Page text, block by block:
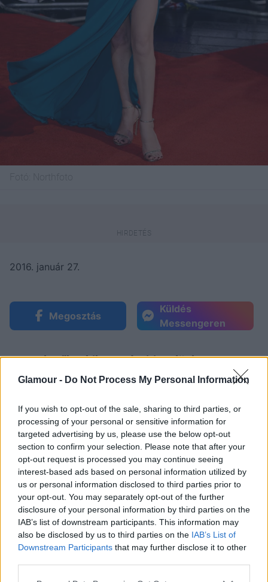
Glamour - Do Not Process My Personal Information
If you wish to opt-out of the sale, sharing to third parties, or
processing of your personal or sensitive information for
targeted advertising by us, please use the below opt-out
section to confirm your selection. Please note that after your
opt-out request is processed you may continue seeing
interest-based ads based on personal information utilized by
us or personal information disclosed to third parties prior to
your opt-out. You may separately opt-out of the further
disclosure of your personal information by third parties on the
IAB’s list of downstream participants. This information may
also be disclosed by us to third parties on the IAB’s List of
Downstream Participants that may further disclose it to other
2016. január 27.
Megosztás
Küldés
Messengeren
Vannak nők, akiket azért irigyelünk, mert
olyan magától értetődően nőiesek és
sikkesek, mintha ez lenne a világ
legtermészetesebb dolga.
Catherine Zeta-Jones mindenképpen ilyen nő, a 46
éves sztár minden erőlködés nélkül kifogástalan
mindig, minden alkalommal. Biztos neki is vannak
rosszabb napjai, de mi még soha nem láttuk ilyen
napokon. Az Oscar-díjas színésznő egy londoni
filmpremieren állt a vörös szőnyegre, megint egy